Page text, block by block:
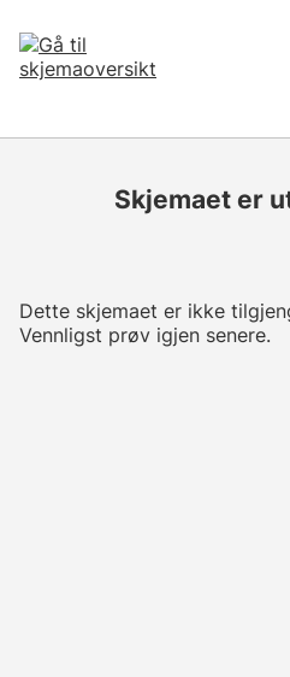
Skjemaet er
Dette skjemaet er ikke
Vennligst prøv igjen senere.